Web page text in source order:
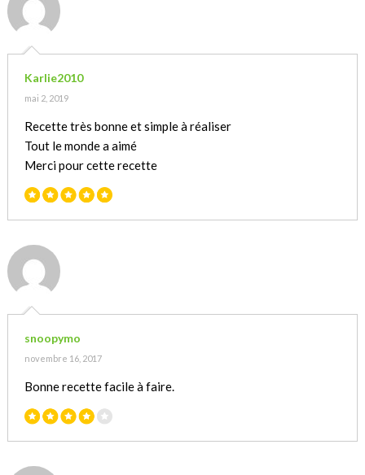
Karlie2010
mai 2, 2019
Recette très bonne et simple à réaliser
Tout le monde a aimé
Merci pour cette recette
snoopymo
novembre 16, 2017
Bonne recette facile à faire.